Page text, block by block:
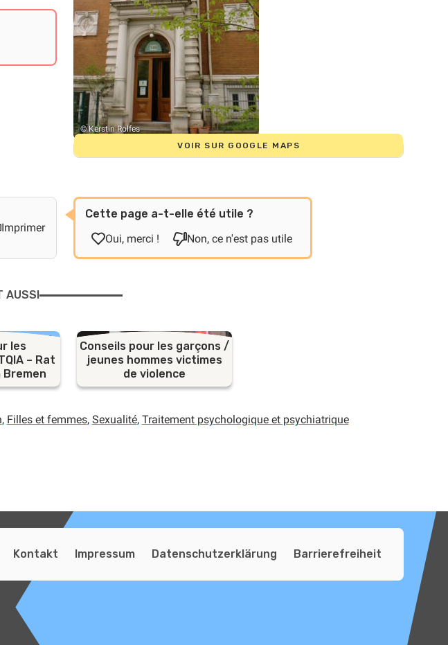
© Kerstin Rolfes
VOIR SUR GOOGLE MAPS
Imprimer
Cette page a-t-elle été utile ?
Oui, merci !
Non, ce n'est pas utile
AUSSI
les
– Rat
Conseils pour les garçons /
jeunes hommes victimes
de violence
, Filles et femmes, Sexualité, Traitement psychologique et psychiatrique
Kontakt Impressum Datenschutzerklärung Barrierefreiheit